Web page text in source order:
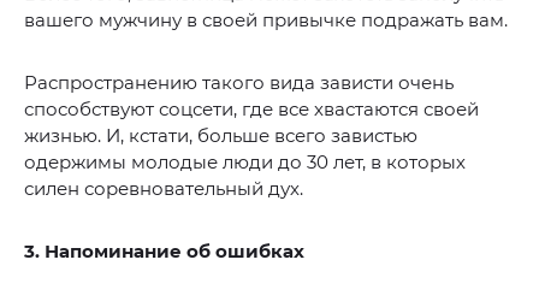
вашего мужчину в своей привычке подражать вам.
Распространению такого вида зависти очень
способствуют соцсети, где все хвастаются своей
жизнью. И, кстати, больше всего завистью
одержимы молодые люди до 30 лет, в которых
силен соревновательный дух.
3. Напоминание об ошибках